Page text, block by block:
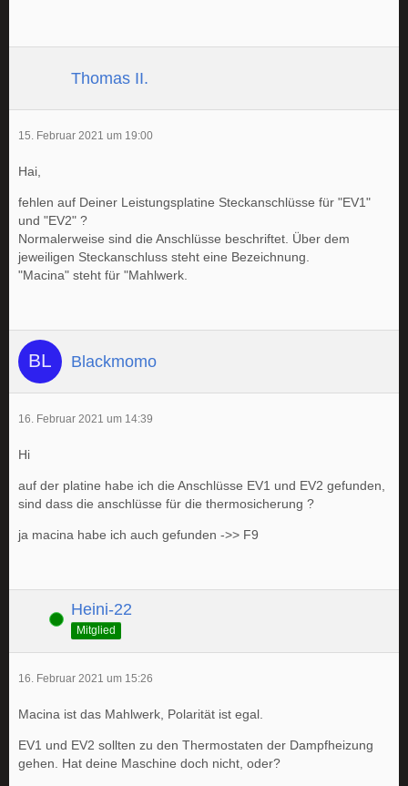
Thomas II.
15. Februar 2021 um 19:00
Hai,
fehlen auf Deiner Leistungsplatine Steckanschlüsse für "EV1"
und "EV2" ?
Normalerweise sind die Anschlüsse beschriftet. Über dem
jeweiligen Steckanschluss steht eine Bezeichnung.
"Macina" steht für "Mahlwerk.
Blackmomo
16. Februar 2021 um 14:39
Hi
auf der platine habe ich die Anschlüsse EV1 und EV2 gefunden,
sind dass die anschlüsse für die thermosicherung ?
ja macina habe ich auch gefunden ->> F9
Online Heini-22
Mitglied
16. Februar 2021 um 15:26
Macina ist das Mahlwerk, Polarität ist egal.
EV1 und EV2 sollten zu den Thermostaten der Dampfheizung
gehen. Hat deine Maschine doch nicht, oder?